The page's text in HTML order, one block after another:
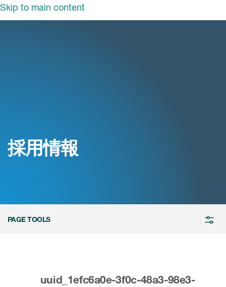
Skip to main content
ICON
報
採用情報
PAGE TOOLS